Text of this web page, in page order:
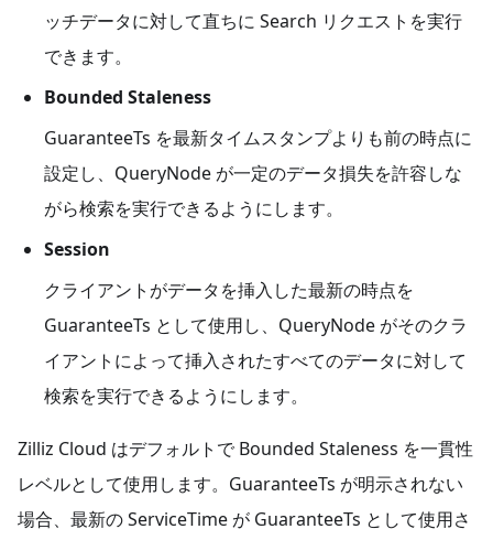
ッチデータに対して直ちに Search リクエストを実行
できます。
Bounded Staleness
GuaranteeTs を最新タイムスタンプよりも前の時点に
設定し、QueryNode が一定のデータ損失を許容しな
がら検索を実行できるようにします。
Session
クライアントがデータを挿入した最新の時点を
GuaranteeTs として使用し、QueryNode がそのクラ
イアントによって挿入されたすべてのデータに対して
検索を実行できるようにします。
Zilliz Cloud はデフォルトで Bounded Staleness を一貫性
レベルとして使用します。GuaranteeTs が明示されない
場合、最新の ServiceTime が GuaranteeTs として使用さ